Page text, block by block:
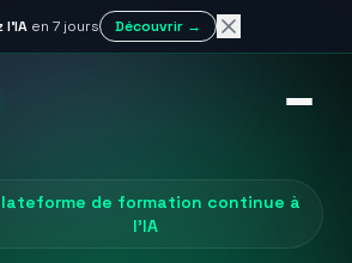
l'IAen 7 jours Découvrir →
de formation continue à
l'IA